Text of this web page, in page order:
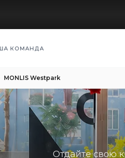
КОМАНДА
MONLIS Westpark
Отдайте свою